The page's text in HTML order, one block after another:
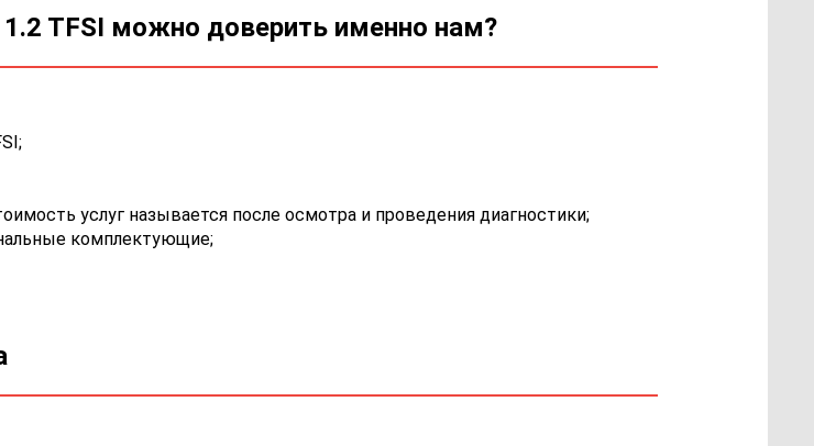
TFSI можно доверить именно нам?
услуг называется после осмотра и проведения диагностики;
комплектующие;